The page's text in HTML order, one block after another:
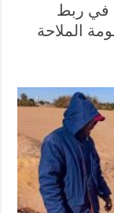
في ربط
الملاحة